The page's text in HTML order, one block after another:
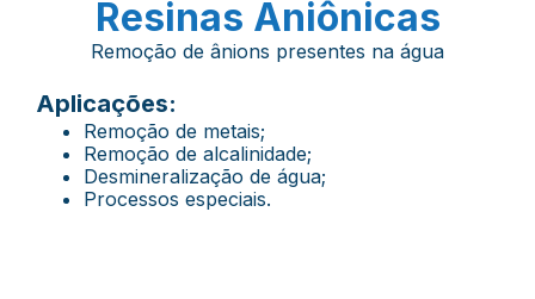
Resinas Aniônicas
Remoção de ânions presentes na água
Aplicações:
Remoção de metais;
Remoção de alcalinidade;
Desmineralização de água;
Processos especiais.